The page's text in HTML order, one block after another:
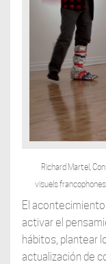
Richard Martel,
visuels
El
activar el
hábitos, plantear
actualización de